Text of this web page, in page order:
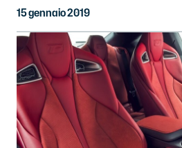
15 gennaio 2019